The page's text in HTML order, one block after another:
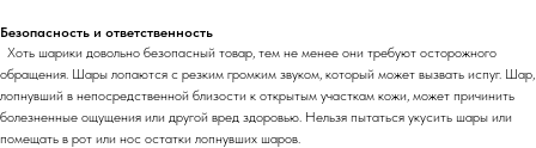
Безопасность и ответственность
Хоть шарики довольно безопасный товар, тем не менее они требуют осторожного
обращения. Шары лопаются с резким громким звуком, который может вызвать испуг. Шар,
лопнувший в непосредственной близости к открытым участкам кожи, может причинить
болезненные ощущения или другой вред здоровью. Нельзя пытаться укусить шары или
помещать в рот или нос остатки лопнувших шаров.